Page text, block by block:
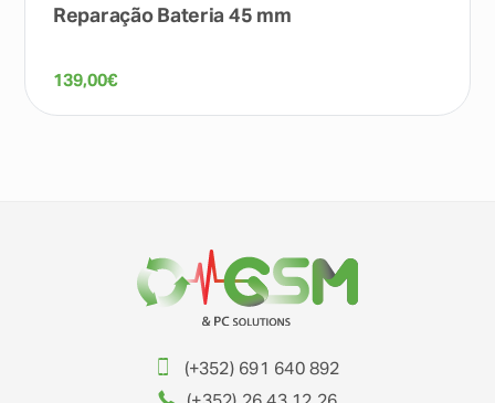
Reparação Bateria 45 mm
139,00€
(+352) 691 640 892